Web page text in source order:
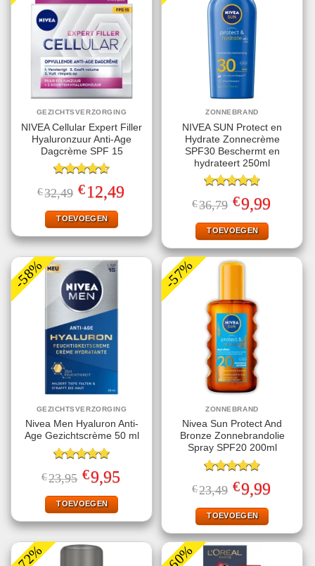
GEZICHTSVERZORGING
NIVEA Cellular Expert Filler
Hyaluronzuur Anti-Age
Dagcrème SPF 15
Gewaardeerd
4.60uit 5
€32,49 Oorspronkelijke
prijs
was:
€32,49.
€12,49Huidige
prijs
TOEVOEGEN
ZONNEBRAND
NIVEA SUN Protect en
Hydrate Zonnecrème
SPF30 Beschermt en
hydrateert 250ml
Gewaardeerd
4.78uit 5
€36,79 Oorspronkelijke
prijs
was:
€36,79.
€9,99Huidige
prijs
TOEVOEGEN
-58%
GEZICHTSVERZORGING
Nivea Men Hyaluron Anti-
Age Gezichtscrème 50 ml
Gewaardeerd
5.00uit 5
€23,95 Oorspronkelijke
prijs
was:
€23,95.
€9,95prijs
TOEVOEGEN
-57%
ZONNEBRAND
Nivea Sun Protect And
Bronze Zonnebrandolie
Spray SPF20 200ml
Gewaardeerd
4.78uit 5
€23,49 Oorspronkelijke
prijs
was:
€23,49.
€9,99Huidige
prijs
TOEVOEGEN
-72% -60%